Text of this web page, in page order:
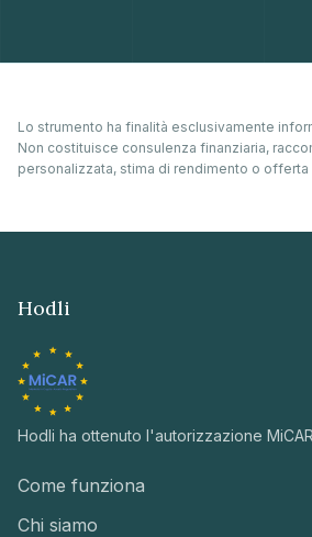
Lo strumento ha finalità esclusivamente
Non costituisce consulenza finanziaria,
personalizzata, stima di rendimento o offerta
Hodli
Hodli ha ottenuto l'autorizzazione
Come funziona
Chi siamo